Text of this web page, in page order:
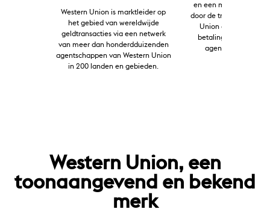
Western Union is marktleider op
het gebied van wereldwijde
geldtransacties via een netwerk
van meer dan honderdduizenden
agentschappen van Western Union
in 200 landen en gebieden.
en een mobiele
door de transactie in de
Union app te starten
betaling te voltooien
agentschap in de
Western Union, een
toonaangevend en bekend
merk